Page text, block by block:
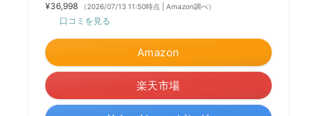
¥36,998 （2026/07/13 11:50時点 | Amazon調べ）
口コミを見る
Amazon
楽天市場